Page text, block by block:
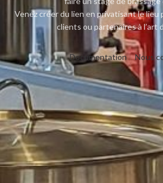
Venez créer du lien en privatisant le lieu
clients ou partenaires à l’art
Documentation Nous